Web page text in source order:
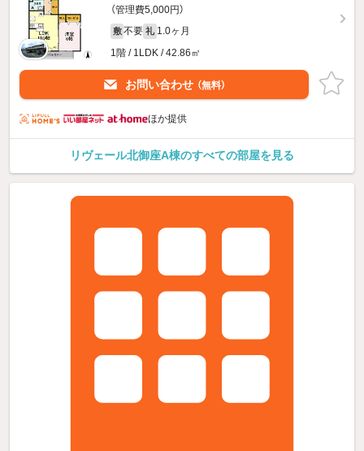
（管理費5,000円）
敷 不要 礼 1.0ヶ月
1階 / 1LDK / 42.86㎡
お問い合わせ （無料）
ほか提供
リヴェール北御座A棟のすべての部屋を見る